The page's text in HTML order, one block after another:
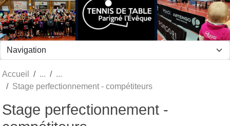
Accueil
Stage perfectionnement - compétiteurs
Stage perfectionnement -
Panneau de gestion des cookies